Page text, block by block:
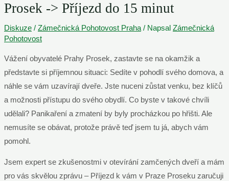
Prosek -> Příjezd do 15 minut
Diskuze / Zámečnická Pohotovost Praha / Napsal Zámečnická
Pohotovost
Vážení obyvatelé Prahy Prosek, zastavte se na okamžik a
představte si příjemnou situaci: Sedíte v pohodlí svého domova, a
náhle se vám uzavírají dveře. Jste nuceni zůstat venku, bez klíčů
a možnosti přístupu do svého obydlí. Co byste v takové chvíli
udělali? Panikaření a zmatení by byly procházkou po hřišti. Ale
nemusíte se obávat, protože právě teď jsem tu já, abych vám
pomohl.
Jsem expert se zkušenostmi v otevírání zamčených dveří a mám
pro vás skvělou zprávu – Příjezd k vám v Praze Proseku zaručuji